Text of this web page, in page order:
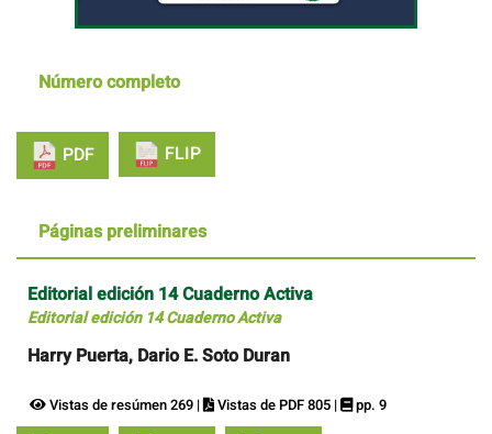
Número completo
PDF FLIP
Páginas preliminares
Editorial edición 14 Cuaderno Activa
Editorial edición 14 Cuaderno Activa
Harry Puerta, Dario E. Soto Duran
Vistas de resúmen 269 | Vistas de PDF 805 | pp. 9